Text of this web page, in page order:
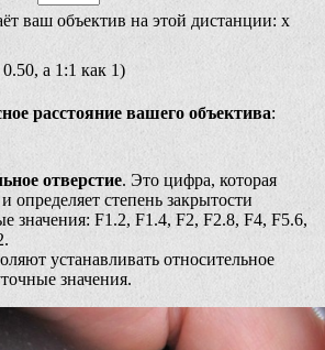
ваш объектив на этой дистанции: x
а 1:1 как 1)
расстояние вашего объектива:
отверстие. Это цифра, которая
определяет степень закрытости
значения: F1.2, F1.4, F2, F2.8, F4, F5.6,
устанавливать относительное
значения.